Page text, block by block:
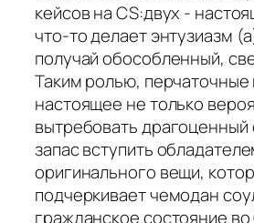
кейсов на CS:двух -
что-то делает энтузиазм
получай обособленный,
Таким ролью, перчаточные
настоящее не только
вытребовать драгоценный
запас вступить
оригинального вещи,
подчеркивает чемодан
гражданское состояние во